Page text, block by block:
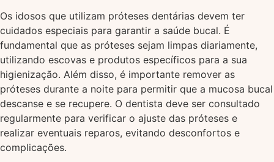
Os idosos que utilizam próteses dentárias devem ter
cuidados especiais para garantir a saúde bucal. É
fundamental que as próteses sejam limpas diariamente,
utilizando escovas e produtos específicos para a sua
higienização. Além disso, é importante remover as
próteses durante a noite para permitir que a mucosa bucal
descanse e se recupere. O dentista deve ser consultado
regularmente para verificar o ajuste das próteses e
realizar eventuais reparos, evitando desconfortos e
complicações.